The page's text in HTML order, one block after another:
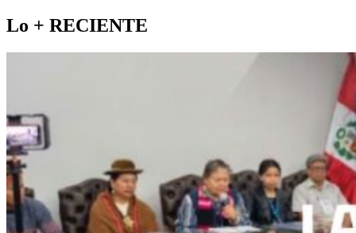
Lo + RECIENTE